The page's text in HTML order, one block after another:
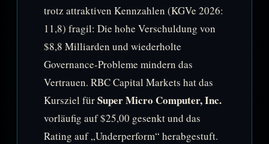
trotz attraktiven Kennzahlen (KGVe 2026:
11,8) fragil: Die hohe Verschuldung von
$8,8 Milliarden und wiederholte
Governance-Probleme mindern das
Vertrauen. RBC Capital Markets hat das
Kursziel fürSuper Micro Computer, Inc.
vorläufig auf $25,00 gesenkt und das
Rating auf „Underperform“ herabgestuft.